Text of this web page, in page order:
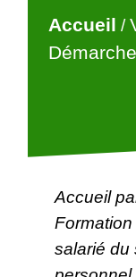
Accueil /
Accueil
Formation
salarié du